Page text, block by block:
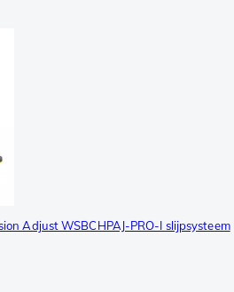
Adjust WSBCHPAJ-PRO-I slijpsysteem